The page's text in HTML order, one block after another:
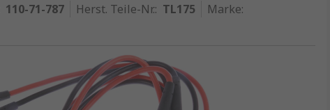
110-71-787 Herst. Teile-Nr.: TL175 Marke: